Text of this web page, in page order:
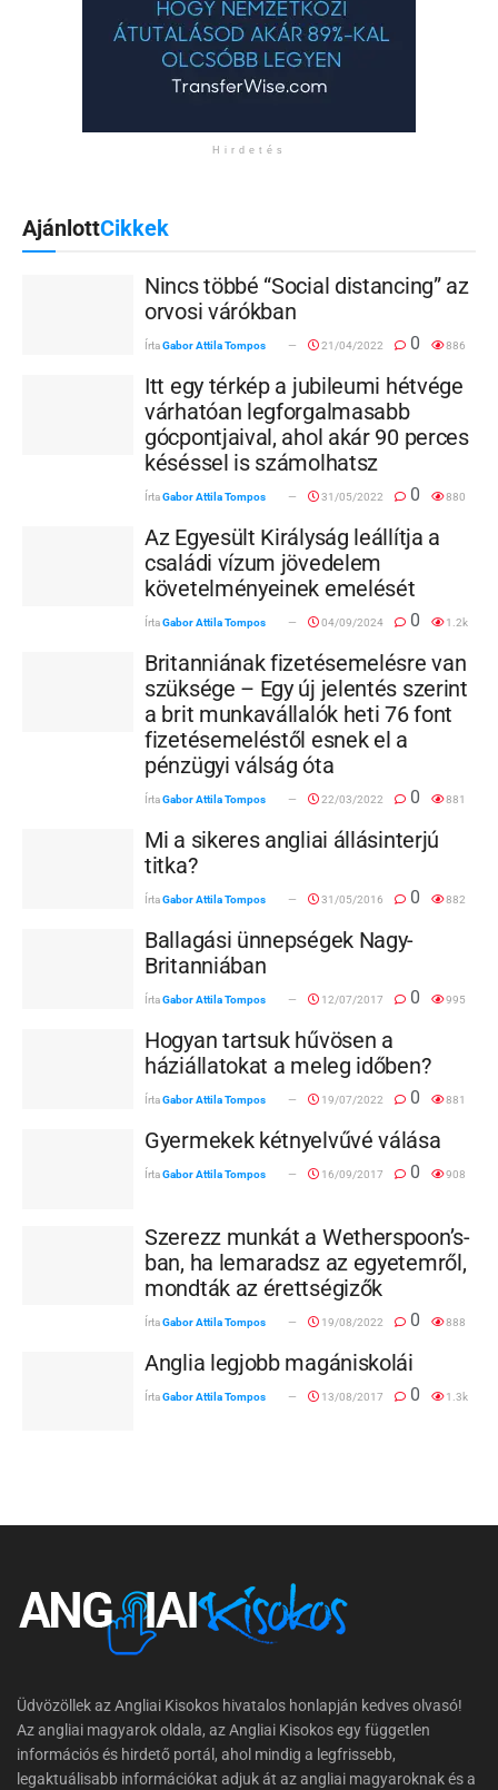
Hirdetés
AjánlottCikkek
Nincs többé “Social distancing” az
orvosi várókban
ÍrtaGabor Attila Tompos 21/04/2022 0 886
Itt egy térkép a jubileumi hétvége
várhatóan legforgalmasabb
gócpontjaival, ahol akár 90 perces
késéssel is számolhatsz
ÍrtaGabor Attila Tompos 31/05/2022 0 880
Az Egyesült Királyság leállítja a
családi vízum jövedelem
követelményeinek emelését
ÍrtaGabor Attila Tompos 04/09/2024 0 1.2k
Britanniának fizetésemelésre van
szüksége – Egy új jelentés szerint
a brit munkavállalók heti 76 font
fizetésemeléstől esnek el a
pénzügyi válság óta
ÍrtaGabor Attila Tompos 22/03/2022 0 881
Mi a sikeres angliai állásinterjú
titka?
ÍrtaGabor Attila Tompos 31/05/2016 0 882
Ballagási ünnepségek Nagy-
Britanniában
ÍrtaGabor Attila Tompos 12/07/2017 0 995
Hogyan tartsuk hűvösen a
háziállatokat a meleg időben?
ÍrtaGabor Attila Tompos 19/07/2022 0 881
Gyermekek kétnyelvűvé válása
ÍrtaGabor Attila Tompos 16/09/2017 0 908
Szerezz munkát a Wetherspoon’s-
ban, ha lemaradsz az egyetemről,
mondták az érettségizők
ÍrtaGabor Attila Tompos 19/08/2022 0 888
Anglia legjobb magániskolái
ÍrtaGabor Attila Tompos 13/08/2017 0 1.3k
Üdvözöllek az Angliai Kisokos hivatalos honlapján kedves olvasó!
Az angliai magyarok oldala, az Angliai Kisokos egy független
információs és hirdető portál, ahol mindig a legfrissebb,
legaktuálisabb információkat adjuk át az angliai magyaroknak és a